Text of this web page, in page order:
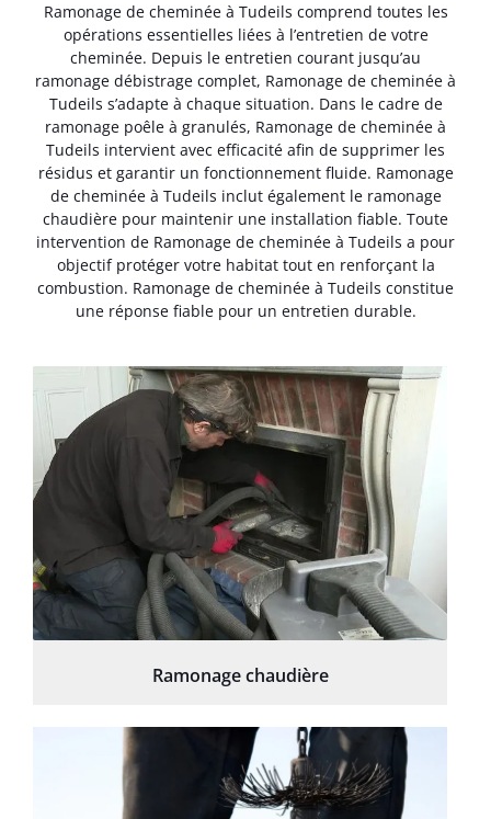
Ramonage de cheminée à Tudeils comprend toutes les
opérations essentielles liées à l’entretien de votre
cheminée. Depuis le entretien courant jusqu’au
ramonage débistrage complet, Ramonage de cheminée à
Tudeils s’adapte à chaque situation. Dans le cadre de
ramonage poêle à granulés, Ramonage de cheminée à
Tudeils intervient avec efficacité afin de supprimer les
résidus et garantir un fonctionnement fluide. Ramonage
de cheminée à Tudeils inclut également le ramonage
chaudière pour maintenir une installation fiable. Toute
intervention de Ramonage de cheminée à Tudeils a pour
objectif protéger votre habitat tout en renforçant la
combustion. Ramonage de cheminée à Tudeils constitue
une réponse fiable pour un entretien durable.
Ramonage chaudière